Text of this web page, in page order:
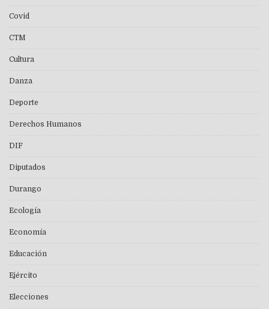
Covid
CTM
Cultura
Danza
Deporte
Derechos Humanos
DIF
Diputados
Durango
Ecología
Economía
Educación
Ejército
Elecciones